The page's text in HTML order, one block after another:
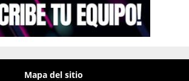
Mapa del sitio